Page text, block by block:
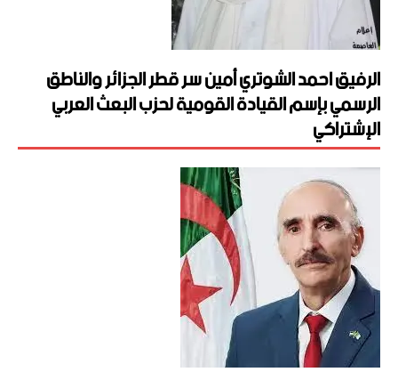
الرفيق احمد الشوتري أمين سر قطر الجزائر والناطق
الرسمي بإسم القيادة القومية لحزب البعث العربي
الإشتراكي